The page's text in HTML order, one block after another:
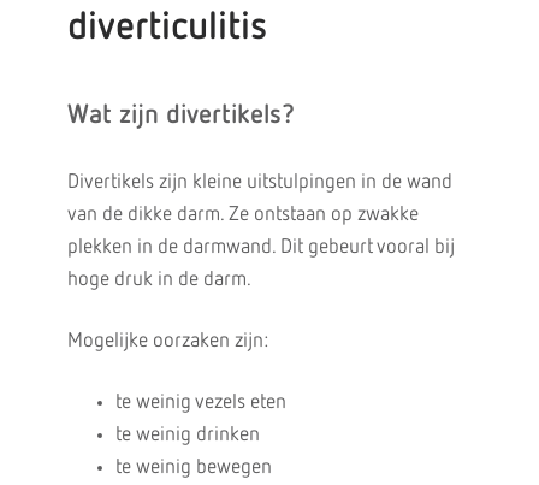
diverticulitis
Wat zijn divertikels?
Divertikels zijn kleine uitstulpingen in de wand
van de dikke darm. Ze ontstaan op zwakke
plekken in de darmwand. Dit gebeurt vooral bij
hoge druk in de darm.
Mogelijke oorzaken zijn:
te weinig vezels eten
te weinig drinken
te weinig bewegen